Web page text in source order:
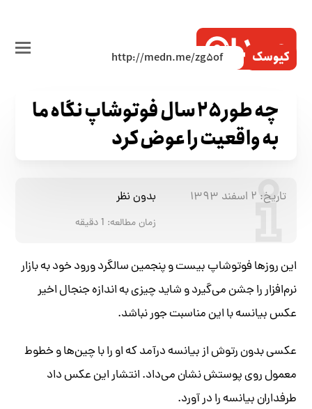
کیوسک
چه طور ۲۵ سال فوتوشاپ نگاه ما
به واقعیت را عوض کرد
تاریخ: ۲ اسفند ۱۳۹۳ بدون نظر
زمان مطالعه: 1دقیقه
این روزها فوتوشاپ بیست و پنجمین سالگرد ورود خود به بازار
نرم‌افزار را جشن می‌گیرد و شاید چیزی به اندازه جنجال اخیر
عکس بیانسه با این مناسبت جور نباشد.
عکسی بدون رتوش از بیانسه درآمد که او را با چین‌ها و خطوط
معمول روی پوستش نشان می‌داد. انتشار این عکس داد
طرفداران بیانسه را در آورد.